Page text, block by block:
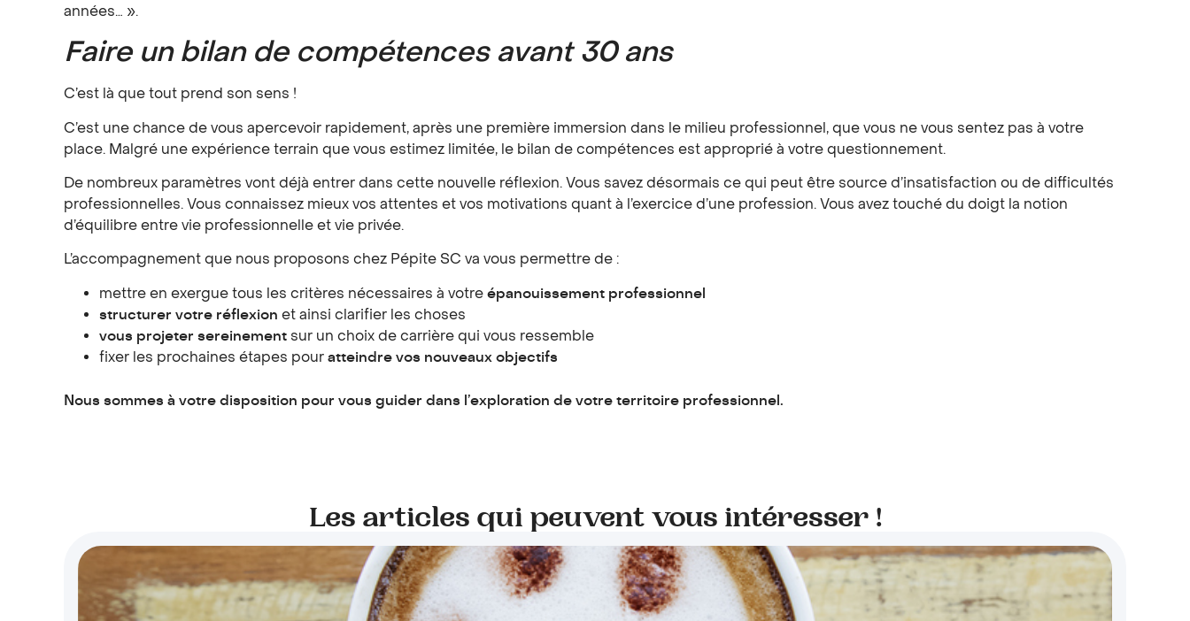
années… ».
Faire un bilan de compétences avant 30 ans
C’est là que tout prend son sens !
C’est une chance de vous apercevoir rapidement, après une première immersion dans le milieu professionnel, que vous ne vous sentez pas à votre
place. Malgré une expérience terrain que vous estimez limitée, le bilan de compétences est approprié à votre questionnement.
De nombreux paramètres vont déjà entrer dans cette nouvelle réflexion. Vous savez désormais ce qui peut être source d’insatisfaction ou de difficultés
professionnelles. Vous connaissez mieux vos attentes et vos motivations quant à l’exercice d’une profession. Vous avez touché du doigt la notion
d’équilibre entre vie professionnelle et vie privée.
L’accompagnement que nous proposons chez Pépite SC va vous permettre de :
mettre en exergue tous les critères nécessaires à votre épanouissement professionnel
structurer votre réflexion et ainsi clarifier les choses
vous projeter sereinement sur un choix de carrière qui vous ressemble
fixer les prochaines étapes pour atteindre vos nouveaux objectifs
Nous sommes à votre disposition pour vous guider dans l’exploration de votre territoire professionnel.
Les articles qui peuvent vous intéresser !